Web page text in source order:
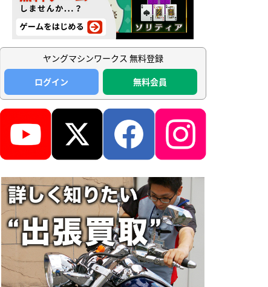
ヤングマシンワークス 無料登録
ログイン
無料会員